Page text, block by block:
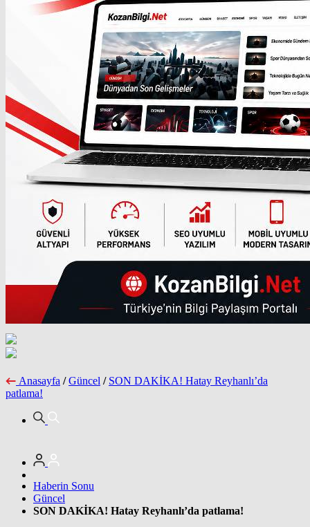
Anasayfa / Güncel / SON DAKİKA! Hatay Reyhanlı’da
patlama!
Haberin Sonu
Güncel
SON DAKİKA! Hatay Reyhanlı’da patlama!